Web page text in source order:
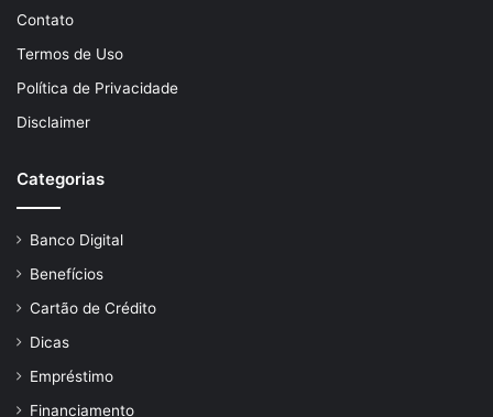
Contato
Termos de Uso
Política de Privacidade
Disclaimer
Categorias
Banco Digital
Benefícios
Cartão de Crédito
Dicas
Empréstimo
Financiamento